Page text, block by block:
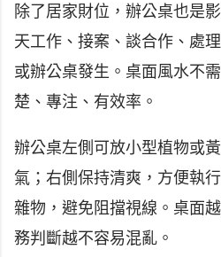
除了居家財位，辦公桌也是
天工作、接案、談合作、處
或辦公桌發生。桌面風水不
楚、專注、有效率。
辦公桌左側可放小型植物或
氣；右側保持清爽，方便執
雜物，避免阻擋視線。桌面
務判斷越不容易混亂。